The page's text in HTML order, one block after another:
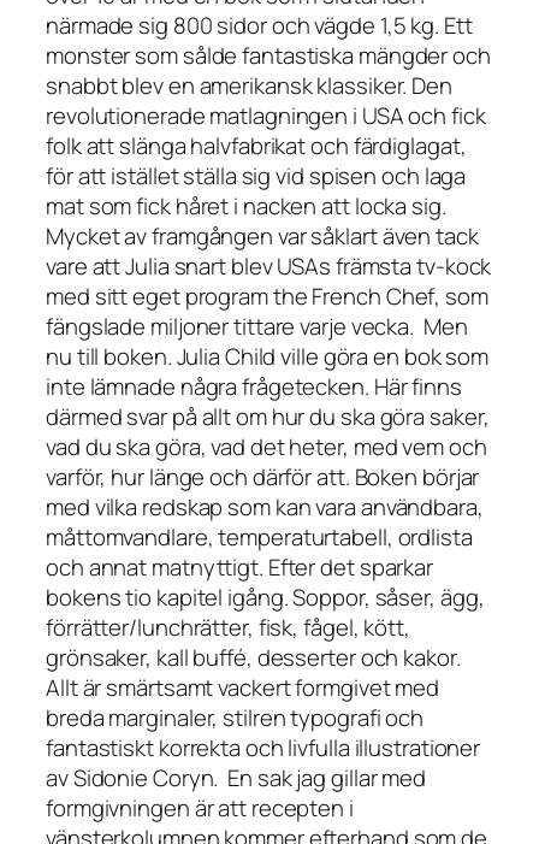
närmade sig 800 sidor och vägde 1,5 kg. Ett
monster som sålde fantastiska mängder och
snabbt blev en amerikansk klassiker. Den
revolutionerade matlagningen i USA och fick
folk att slänga halvfabrikat och färdiglagat,
för att istället ställa sig vid spisen och laga
mat som fick håret i nacken att locka sig.
Mycket av framgången var såklart även tack
vare att Julia snart blev USAs främsta tv-kock
med sitt eget programthe French Chef, som
fängslade miljoner tittare varje vecka. Men
nu till boken. Julia Child ville göra en bok som
inte lämnade några frågetecken. Här finns
därmed svar på allt om hur du ska göra saker,
vad du ska göra, vad det heter, med vem och
varför, hur länge och därför att. Boken börjar
med vilka redskap som kan vara användbara,
måttomvandlare, temperaturtabell, ordlista
och annat matnyttigt. Efter det sparkar
bokens tio kapitel igång. Soppor, såser, ägg,
förrätter/lunchrätter, fisk, fågel, kött,
grönsaker, kall buffé, desserter och kakor.
Allt är smärtsamt vackert formgivet med
breda marginaler, stilren typografi och
fantastiskt korrekta och livfulla illustrationer
avSidonie Coryn. En sak jag gillar med
formgivningen är att recepten i